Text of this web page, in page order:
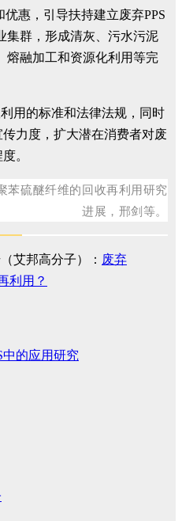
惠，引导扶持建立废弃PPS
集群，形成清灰、污水污泥
熔融加工和资源化利用等完
用的标准和法律法规，同时
力度，扩大潜在消费者对废
。
苯硫醚纤维的回收再利用研究
进展，邢剑等。
艾邦高分子）： 废弃
利用？
中的应用研究